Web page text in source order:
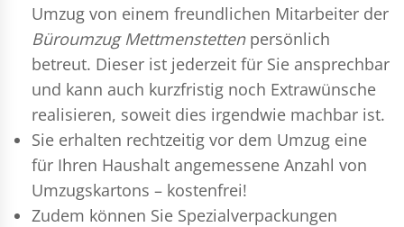
Umzug von einem freundlichen Mitarbeiter der
Büroumzug Mettmenstettenpersönlich
betreut. Dieser ist jederzeit für Sie ansprechbar
und kann auch kurzfristig noch Extrawünsche
realisieren, soweit dies irgendwie machbar ist.
Sie erhalten rechtzeitig vor dem Umzug eine
für Ihren Haushalt angemessene Anzahl von
Umzugskartons – kostenfrei!
Zudem können Sie Spezialverpackungen